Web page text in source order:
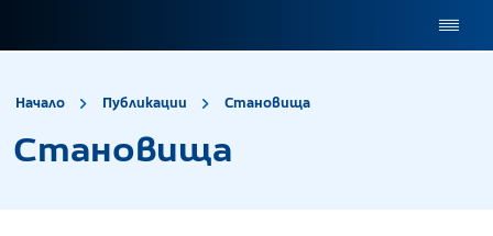
Начало Публикации Становища
Становища